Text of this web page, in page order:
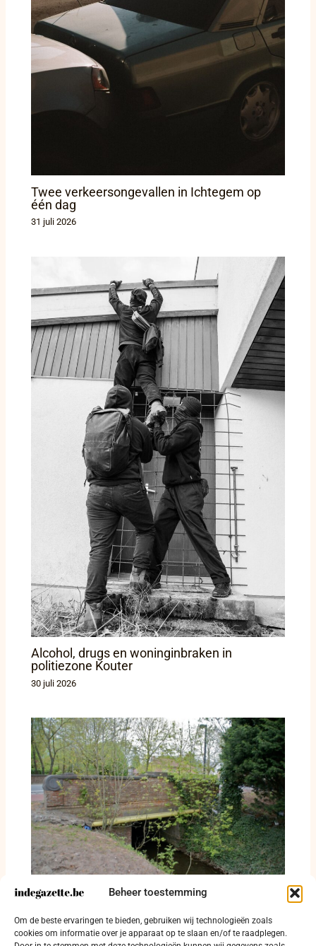
Beheer toestemming
Om de beste ervaringen te bieden, gebruiken wij technologieën zoals
cookies om informatie over je apparaat op te slaan en/of te raadplegen.
Twee verkeersongevallen in Ichtegem op
één dag
31 juli 2026
Alcohol, drugs en woninginbraken in
politiezone Kouter
30 juli 2026
Vier verkeersfeiten in Jabbeke, Gistel en
Torhout: twee gewonden en rijbewijs
ingetrokken